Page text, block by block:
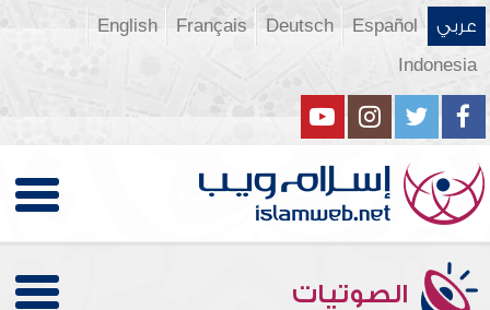
عربي Español
Deutsch
Français
English
Indonesia
الصوتيات